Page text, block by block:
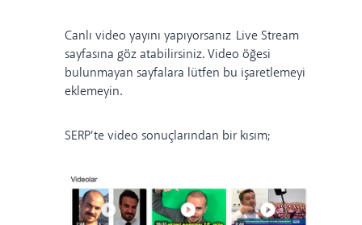
Canlı video yayını yapıyorsanız Live Stream
sayfasına göz atabilirsiniz. Video öğesi
bulunmayan sayfalara lütfen bu işaretlemeyi
eklemeyin.
SERP’te video sonuçlarından bir kısım;